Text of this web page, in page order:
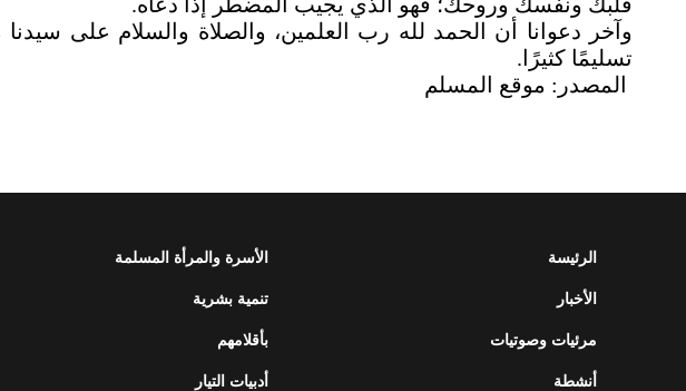
وآخر دعوانا أن الحمد لله رب العلمين، والصلاة والسلام على
تسليمًا كثيرًا.
المصدر: موقع المسلم
الرئيسة
الأخبار
مرئيات وصوتيات
أنشطة
الأسرة والمرأة المسلمة
تنمية بشرية
بأقلامهم
أدبيات التيار